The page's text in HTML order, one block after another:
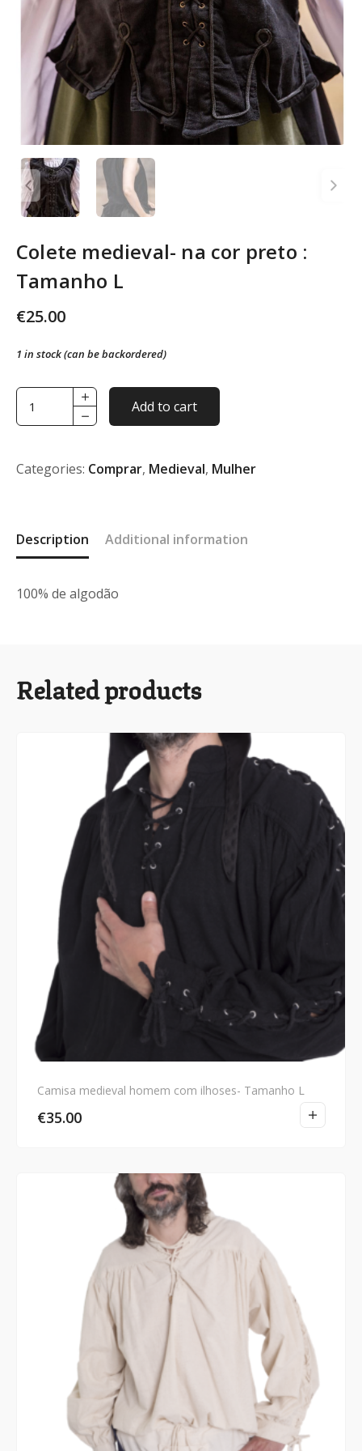
Colete medieval- na cor preto :
Tamanho L
€25.00
1 in stock (can be backordered)
Colete
medieval-
na
preto
quantity
Add to cart
Categories: Comprar, Medieval, Mulher
Description Additional information
100% de algodão
Related products
Camisa medieval homem com ilhoses- Tamanho L
€35.00